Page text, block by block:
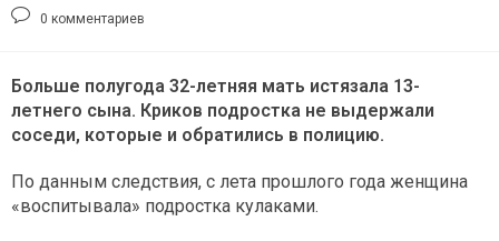
записи:
Комментарии
0 комментариев
Больше полугода 32-летняя мать истязала 13-
летнего сына. Криков подростка не выдержали
соседи, которые и обратились в полицию.
По данным следствия, с лета прошлого года женщина
«воспитывала» подростка кулаками.